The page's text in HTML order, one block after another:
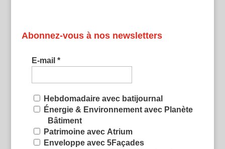
Abonnez-vous à nos newsletters
E-mail *
Hebdomadaire avec batijournal
Énergie & Environnement avec Planète
Bâtiment
Patrimoine avec Atrium
Enveloppe avec 5Façades